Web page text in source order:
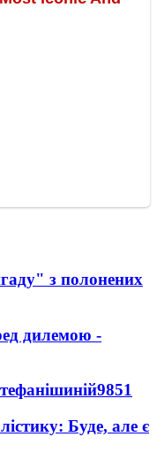
з полонених
дилемою -
9851
Буде, але є